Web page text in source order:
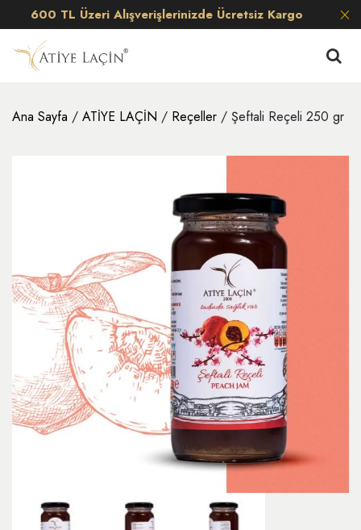
600 TL Üzeri Alışverişlerinizde Ücretsiz Kargo
Ana Sayfa / ATİYE LAÇİN / Reçeller / Şeftali Reçeli 250 gr